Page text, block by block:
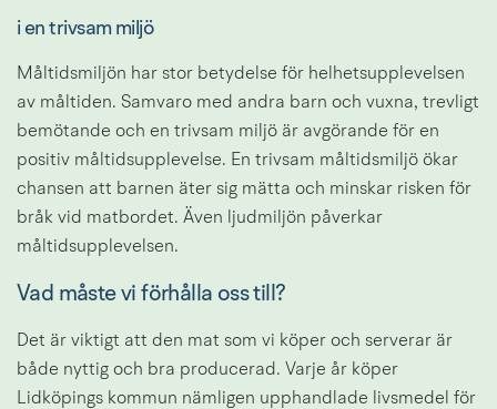
i en trivsam miljö
Måltidsmiljön har stor betydelse för helhetsupplevelsen
av måltiden. Samvaro med andra barn och vuxna, trevligt
bemötande och en trivsam miljö är avgörande för en
positiv måltidsupplevelse. En trivsam måltidsmiljö ökar
chansen att barnen äter sig mätta och minskar risken för
bråk vid matbordet. Även ljudmiljön påverkar
måltidsupplevelsen.
Vad måste vi förhålla oss till?
Det är viktigt att den mat som vi köper och serverar är
både nyttig och bra producerad. Varje år köper
Lidköpings kommun nämligen upphandlade livsmedel för